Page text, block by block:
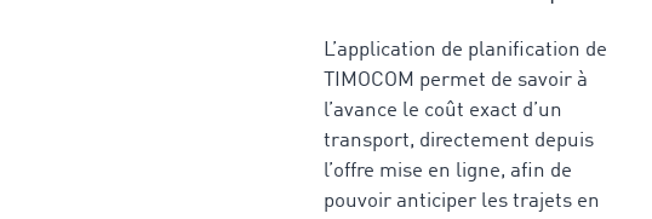
L’application de planification de
TIMOCOM permet de savoir à
l’avance le coût exact d’un
transport, directement depuis
l’offre mise en ligne, afin de
pouvoir anticiper les trajets en